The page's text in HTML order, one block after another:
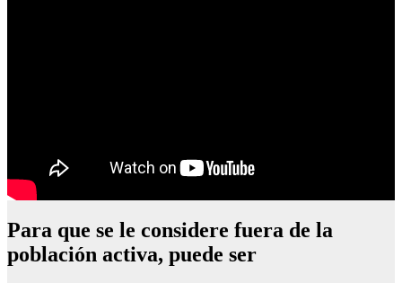
Para que se le considere fuera de la
población activa, puede ser